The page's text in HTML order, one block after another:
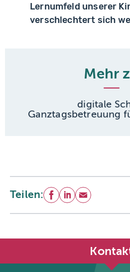
Lernumfeld unserer
verschlechtert sich
Mehr
digitale
Ganztagsbetreuung
Teilen: Facebook
LinkedIn
E-Mail